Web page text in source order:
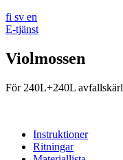
fi sv en
E-tjänst
Violmossen
För 240L+240L avfallskärl
Instruktioner
Ritningar